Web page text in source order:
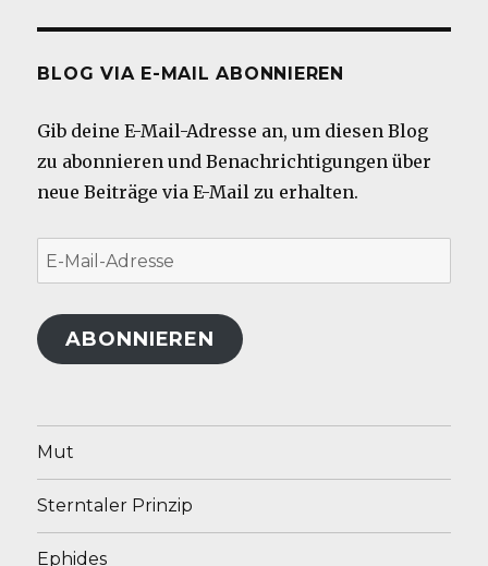
BLOG VIA E-MAIL ABONNIEREN
Gib deine E-Mail-Adresse an, um diesen Blog
zu abonnieren und Benachrichtigungen über
neue Beiträge via E-Mail zu erhalten.
E-
Mail-
Adresse
ABONNIEREN
Mut
Sterntaler Prinzip
Ephides